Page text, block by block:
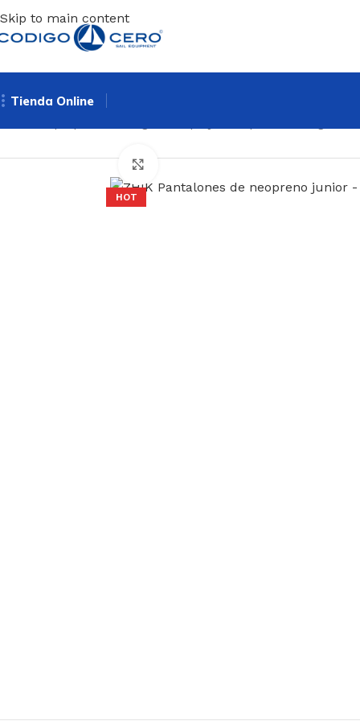
Skip to main content
Tienda Online
HOT